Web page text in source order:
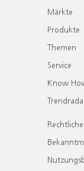
Märkte
Produkte
Themen
Service
Know